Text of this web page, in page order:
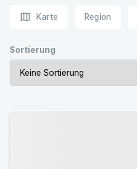
map Karte Region
Sortierung